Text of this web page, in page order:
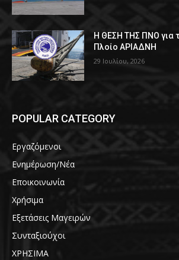
Η ΘΕΣΗ ΤΗΣ ΠΝΟ για
Πλοίο ΑΡΙΑΔΝΗ
29 Ιουλίου, 2026
POPULAR CATEGORY
Εργαζόμενοι
Ενημέρωση/Νέα
Εποικοινωνία
Χρήσιμα
Εξετάσεις Μαγειρών
Συνταξιούχοι
ΧΡΗΣΙΜΑ